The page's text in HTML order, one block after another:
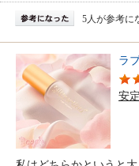
5人が参考に
ラ
安